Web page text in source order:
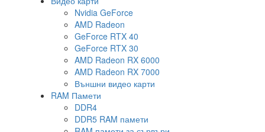
Nvidia GeForce
AMD Radeon
GeForce RTX 40
GeForce RTX 30
AMD Radeon RX 6000
AMD Radeon RX 7000
Външни видео карти
RAM Памети
DDR4
DDR5 RAM памети